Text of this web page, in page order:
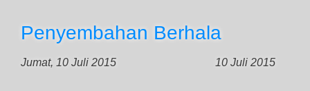
Penyembahan Berhala
Jumat, 10 Juli 2015 10 Juli 2015